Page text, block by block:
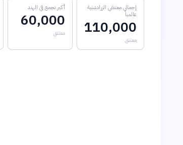
إجمالي معتنقي الزرادشتية
عالمياً
110,000
معتنق
أكبر تجمع في الهند
60,000
معتنق